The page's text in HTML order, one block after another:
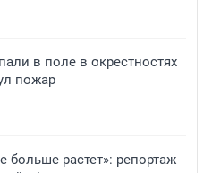
в поле в окрестностях
пожар
больше растет»: репортаж